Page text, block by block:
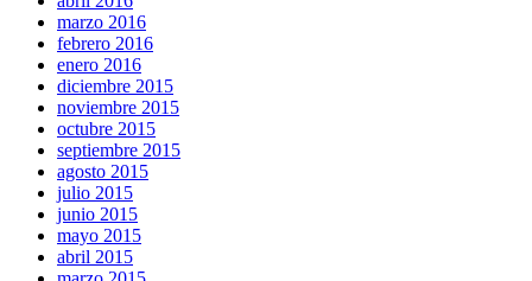
marzo 2016
febrero 2016
enero 2016
diciembre 2015
noviembre 2015
octubre 2015
septiembre 2015
agosto 2015
julio 2015
junio 2015
mayo 2015
abril 2015